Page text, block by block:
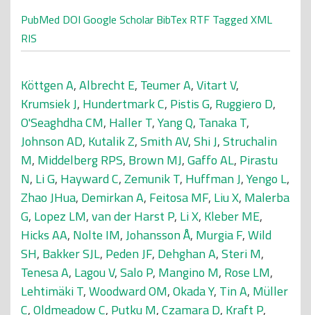
PubMed DOI Google Scholar BibTex RTF Tagged XML
RIS
Köttgen A,Albrecht E, Teumer A,Vitart V,
Krumsiek J, Hundertmark C, Pistis G, Ruggiero D,
O'Seaghdha CM, Haller T,Yang Q, Tanaka T,
Johnson AD, Kutalik Z,Smith AV,Shi J,Struchalin
M, Middelberg RPS, Brown MJ,Gaffo AL, Pirastu
N, Li G, Hayward C,Zemunik T, Huffman J,Yengo L,
Zhao JHua, Demirkan A, Feitosa MF, Liu X, Malerba
G, Lopez LM,van der Harst P, Li X, Kleber ME,
Hicks AA, Nolte IM,Johansson Å, Murgia F,Wild
SH, Bakker SJL, Peden JF, Dehghan A,Steri M,
Tenesa A, Lagou V,Salo P, Mangino M, Rose LM,
Lehtimäki T,Woodward OM,Okada Y, Tin A, Müller
C,Oldmeadow C, Putku M,Czamara D, Kraft P,